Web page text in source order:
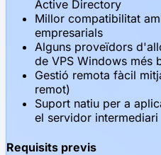
Active Directory
Millor compatibilitat
empresarials
Alguns proveïdors
de VPS Windows més
Gestió remota fàcil
remot)
Suport natiu per a
el servidor intermediari
Requisits previs